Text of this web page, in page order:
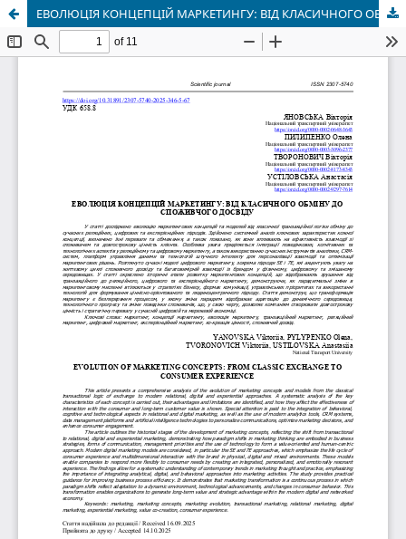
ЕВОЛЮЦІЯ КОНЦЕПЦІЙ МАРКЕТИНГУ: ВІД КЛАСИЧНОГО ОБМІНУ ДО СПОЖИВЧОГО ДОСВІДУ